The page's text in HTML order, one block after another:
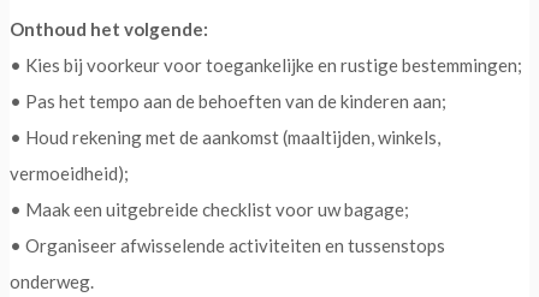
Onthoud het volgende:
• Kies bij voorkeur voor toegankelijke en rustige bestemmingen;
• Pas het tempo aan de behoeften van de kinderen aan;
• Houd rekening met de aankomst (maaltijden, winkels,
vermoeidheid);
• Maak een uitgebreide checklist voor uw bagage;
• Organiseer afwisselende activiteiten en tussenstops
onderweg.